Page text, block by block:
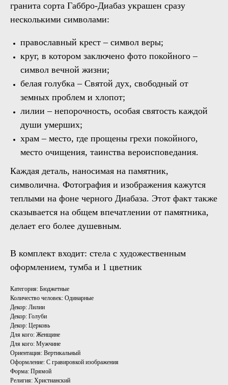
гранита сорта Габбро-Диабаз украшен сразу
несколькими символами:
православный крест – символ веры;
круг, в котором заключено фото покойного –
символ вечной жизни;
белая голубка – Святой дух, свободный от
земных проблем и хлопот;
лилии – непорочность, особая святость каждой
души умерших;
храм – место, где прощены грехи покойного,
место очищения, таинства вероисповедания.
Каждая деталь, наносимая на памятник,
символична. Фотография и изображения кажутся
теплыми на фоне черного Диабаза. Этот факт также
сказывается на общем впечатлении от памятника,
делает его более душевным.
В комплект входит: стела с художественным
оформлением, тумба и 1 цветник
Категория: Бюджетные
Количество человек: Одинарные
Декор: Лилии
Декор: Голуби
Декор: Церковь
Для кого: Женщине
Для кого: Мужчине
Ориентация: Вертикальный
Оформление: С гравировкой изображения
Форма: Прямой
Религия: Христианский